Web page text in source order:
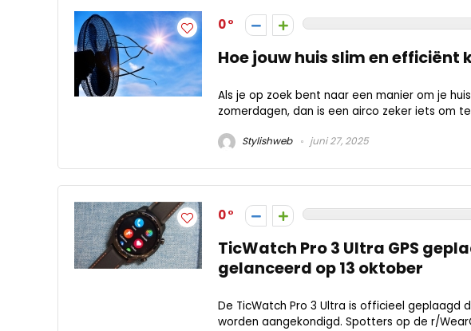
0
Hoe jouw huis slim en efficiënt
Als je op zoek bent naar een manier om je
zomerdagen, dan is een airco zeker iets om
Stylishweb juni 27, 2025
0
​TicWatch Pro 3 Ultra GPS
gelanceerd op 13 oktober
De TicWatch Pro 3 Ultra is officieel geplaagd
worden aangekondigd. Spotters op de r/